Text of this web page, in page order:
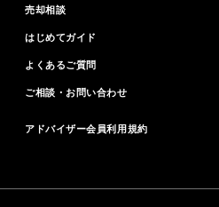
売却相談
はじめてガイド
よくあるご質問
ご相談・お問い合わせ
アドバイザー会員利用規約